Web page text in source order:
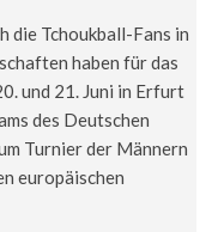
die Tchoukball-Fans in
haben für das
und 21. Juni in Erfurt
des Deutschen
Turnier der Männern
europäischen